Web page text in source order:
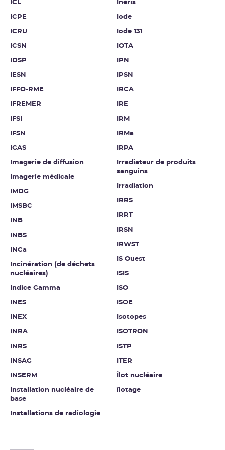
ICL
ICPE
ICRU
ICSN
IDSP
IESN
IFFO-RME
IFREMER
IFSI
IFSN
IGAS
Imagerie de diffusion
Imagerie médicale
IMDG
IMSBC
INB
INBS
INCa
Incinération (de déchets
nucléaires)
Indice Gamma
INES
INEX
INRA
INRS
INSAG
INSERM
Installation nucléaire de
base
Installations de radiologie
Inéris
Iode
Iode 131
IOTA
IPN
IPSN
IRCA
IRE
IRM
IRMa
IRPA
Irradiateur de produits
sanguins
Irradiation
IRRS
IRRT
IRSN
IRWST
IS Ouest
ISIS
ISO
ISOE
Isotopes
ISOTRON
ISTP
ITER
Îlot nucléaire
îlotage